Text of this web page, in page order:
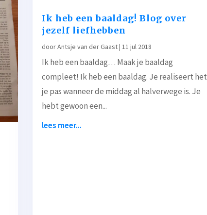
Ik heb een baaldag! Blog over
jezelf liefhebben
doorAntsje van der Gaast| 11 jul 2018
Ik heb een baaldag… Maak je baaldag
compleet! Ik heb een baaldag. Je realiseert het
je pas wanneer de middag al halverwege is. Je
hebt gewoon een...
lees meer...